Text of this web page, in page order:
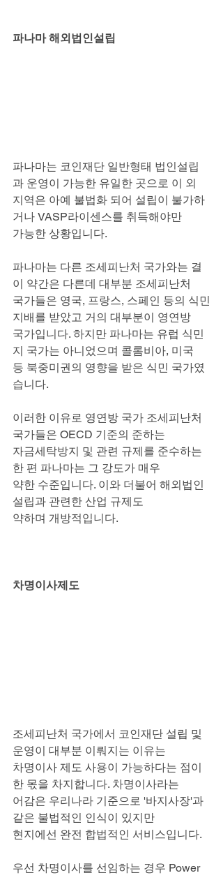
파나마 해외법인설립
파나마는 코인재단 일반형태 법인설립
과 운영이 가능한 유일한 곳으로 이 외
지역은 아예 불법화 되어 설립이 불가하
거나 VASP라이센스를 취득해야만
가능한 상황입니다.
파나마는 다른 조세피난처 국가와는 결
이 약간은 다른데 대부분 조세피난처
국가들은 영국, 프랑스, 스페인 등의 식민
지배를 받았고 거의 대부분이 영연방
국가입니다. 하지만 파나마는 유럽 식민
지 국가는 아니었으며 콜롬비아, 미국
등 북중미권의 영향을 받은 식민 국가였
습니다.
이러한 이유로 영연방 국가 조세피난처
국가들은 OECD 기준의 준하는
자금세탁방지 및 관련 규제를 준수하는
한 편 파나마는 그 강도가 매우
약한 수준입니다. 이와 더불어 해외법인
설립과 관련한 산업 규제도
약하며 개방적입니다.
차명이사제도
조세피난처 국가에서 코인재단 설립 및
운영이 대부분 이뤄지는 이유는
차명이사 제도 사용이 가능하다는 점이
한 몫을 차지합니다. 차명이사라는
어감은 우리나라 기준으로 '바지사장'과
같은 불법적인 인식이 있지만
현지에선 완전 합법적인 서비스입니다.
우선 차명이사를 선임하는 경우 Power